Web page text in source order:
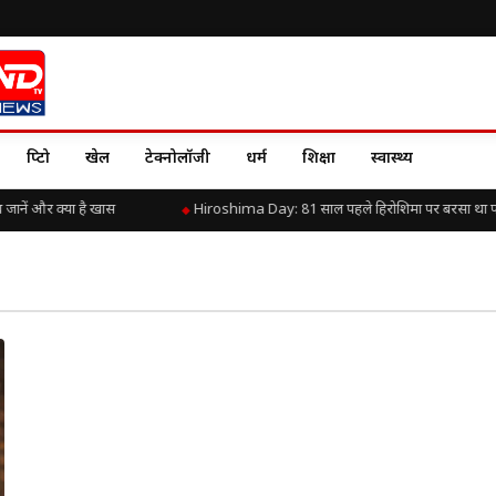
क्रिप्टो खेल टेक्नोलॉजी धर्म शिक्षा स्वास्थ्य
और क्या है खास Hiroshima Day: 81 साल पहले हिरोशिमा पर बरसा था